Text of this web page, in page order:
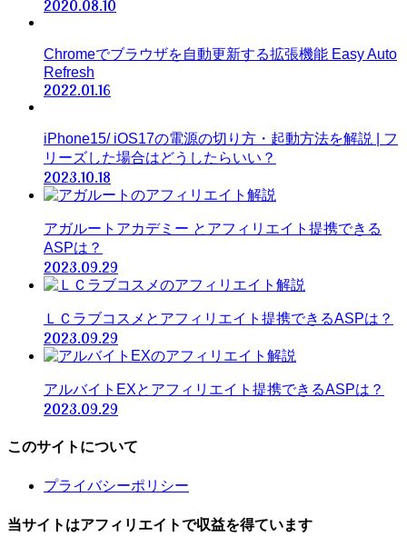
2020.08.10
Chromeでブラウザを自動更新する拡張機能 Easy Auto
Refresh
2022.01.16
iPhone15/ iOS17の電源の切り方・起動方法を解説 | フ
リーズした場合はどうしたらいい？
2023.10.18
アガルートアカデミー とアフィリエイト提携できる
ASPは？
2023.09.29
ＬＣラブコスメとアフィリエイト提携できるASPは？
2023.09.29
アルバイトEXとアフィリエイト提携できるASPは？
2023.09.29
このサイトについて
プライバシーポリシー
当サイトはアフィリエイトで収益を得ています